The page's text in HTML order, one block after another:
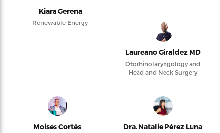
Kiara Gerena
Renewable Energy
Laureano Giraldez MD
Otorhinolaryngology and
Head and Neck Surgery
Moises Cortés Dra. Natalie Pérez Luna